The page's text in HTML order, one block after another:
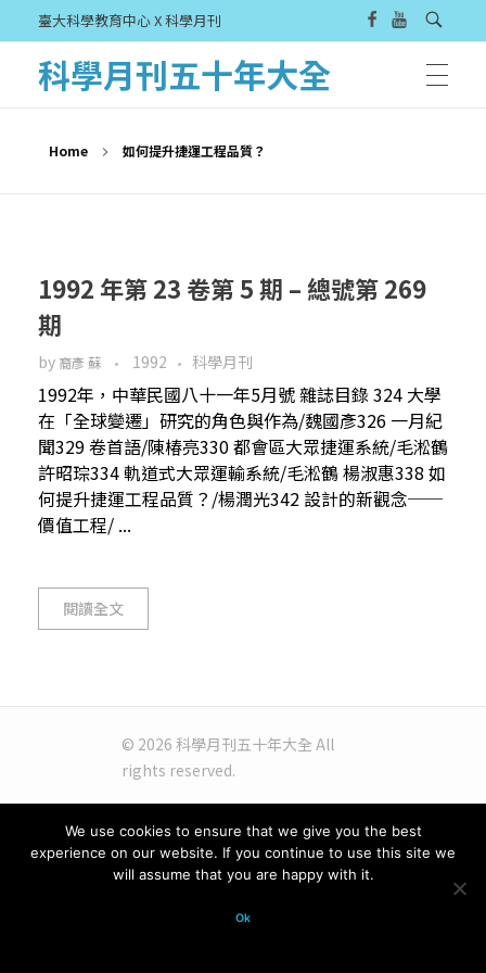
臺大科學教育中心 X 科學月刊
科學月刊五十年大全
Home 如何提升捷運工程品質？
1992 年第 23 卷第 5 期 – 總號第 269
期
by 裔彥 蘇 1992 科學月刊
1992年，中華民國八十一年5月號 雜誌目錄 324 大學
在「全球變遷」研究的角色與作為/魏國彥326 一月紀
聞329 卷首語/陳椿亮330 都會區大眾捷運系統/毛淞鶴
許昭琮334 軌道式大眾運輸系統/毛淞鶴 楊淑惠338 如
何提升捷運工程品質？/楊潤光342 設計的新觀念──
價值工程/ ...
閱讀全文
© 2026 科學月刊五十年大全 All
rights reserved.
We use cookies to ensure that we give you the best
experience on our website. If you continue to use this site we
will assume that you are happy with it.
Ok